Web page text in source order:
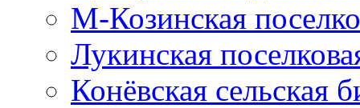
М-Козинская
Лукинская
Конёвская сельская